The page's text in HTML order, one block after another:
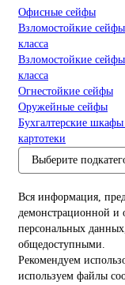
Офисные сейфы
Взломостойкие
класса
Взломостойкие
класса
Огнестойкие сейфы
Оружейные сейфы
Бухгалтерские
картотеки
Вся информация,
демонстрационной и
персональных
общедоступными.
Рекомендуем
используем файлы